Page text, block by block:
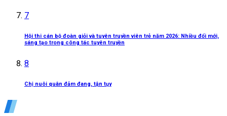
7
Hội thi cán bộ đoàn giỏi và tuyên truyền viên trẻ năm 2026: Nhiều đổi mới,
sáng tạo trong công tác tuyên truyền
8
Chị nuôi quân đảm đang, tận tụy